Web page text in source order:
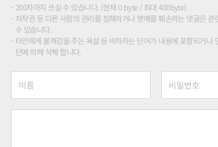
200자까지 쓰실 수 있습니다. (현재 0 byte / 최대 400byte)
저작권 등 다른 사람의 권리를 침해하거나 명예를 훼손하는 댓글은 관
수 있습니다.
타인에게 불쾌감을 주는 욕설 등 비하하는 단어가 내용에 포함되거나
단에 의해 삭제 합니다.